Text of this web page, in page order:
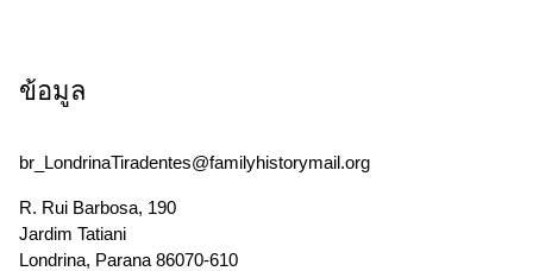
ข้อมูล
br_LondrinaTiradentes@familyhistorymail.org
R. Rui Barbosa, 190
Jardim Tatiani
Londrina, Parana 86070-610